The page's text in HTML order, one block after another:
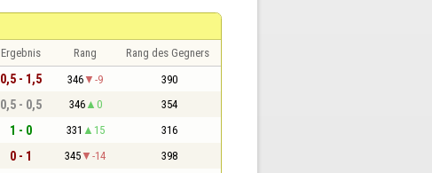
Ergebnis Rang Rang des Gegners
0,5 - 1,5 346 -9 390
0,5 - 0,5 346 0 354
1 - 0 331 15 316
0 - 1 345 -14 398